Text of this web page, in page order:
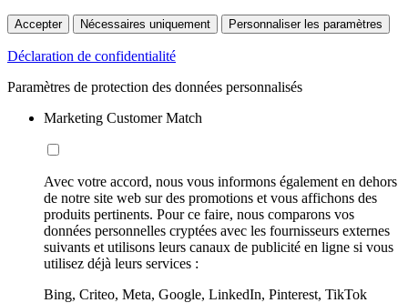
Accepter Nécessaires uniquement Personnaliser les paramètres
Déclaration de confidentialité
Paramètres de protection des données personnalisés
Marketing Customer Match
Avec votre accord, nous vous informons également en dehors
de notre site web sur des promotions et vous affichons des
produits pertinents. Pour ce faire, nous comparons vos
données personnelles cryptées avec les fournisseurs externes
suivants et utilisons leurs canaux de publicité en ligne si vous
utilisez déjà leurs services :
Bing, Criteo, Meta, Google, LinkedIn, Pinterest, TikTok